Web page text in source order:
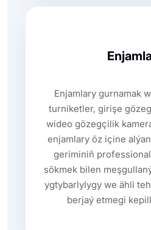
Enjamlary gurnamak
turniketler, girişe
wideo gözegçilik
enjamlary öz içine
geriminiň
sökmek bilen
ygtybarlylygy we ähli
berjaý etmegi